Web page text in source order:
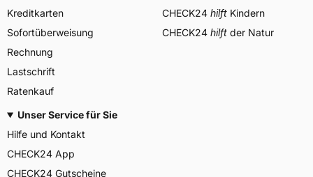
Kreditkarten
Sofortüberweisung
Rechnung
Lastschrift
Ratenkauf
CHECK24 hilft Kindern
CHECK24 hilft der Natur
Unser Service für Sie
Hilfe und Kontakt
CHECK24 App
CHECK24 Gutscheine